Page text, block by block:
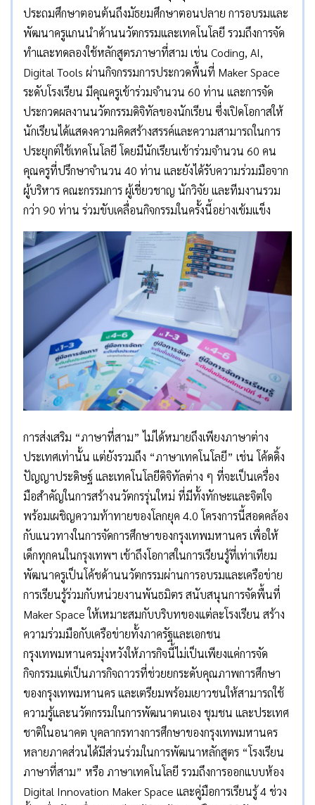
ประถมศึกษาตอนต้นถึงมัธยมศึกษาตอนปลาย การอบรมและ
พัฒนาครูแกนนำด้านนวัตกรรมและเทคโนโลยี รวมถึงการจัด
ทำและทดลองใช้หลักสูตรภาษาที่สาม เช่น Coding, AI,
Digital Tools ผ่านกิจกรรมการประกวดพื้นที่ Maker Space
ระดับโรงเรียน มีคุณครูเข้าร่วมจำนวน 60 ท่าน และการจัด
ประกวดผลงานนวัตกรรมดิจิทัลของนักเรียน ซึ่งเปิดโอกาสให้
นักเรียนได้แสดงความคิดสร้างสรรค์และความสามารถในการ
ประยุกต์ใช้เทคโนโลยี โดยมีนักเรียนเข้าร่วมจำนวน 60 คน
คุณครูที่ปรึกษาจำนวน 40 ท่าน และยังได้รับความร่วมมือจาก
ผู้บริหาร คณะกรรมการ ผู้เชี่ยวชาญ นักวิจัย และทีมงานรวม
กว่า 90 ท่าน ร่วมขับเคลื่อนกิจกรรมในครั้งนี้อย่างเข้มแข็ง
การส่งเสริม “ภาษาที่สาม” ไม่ได้หมายถึงเพียงภาษาต่าง
ประเทศเท่านั้น แต่ยังรวมถึง “ภาษาเทคโนโลยี” เช่น โค้ดดิ้ง
ปัญญาประดิษฐ์ และเทคโนโลยีดิจิทัลต่าง ๆ ที่จะเป็นเครื่อง
มือสำคัญในการสร้างนวัตกรรุ่นใหม่ ที่มีทั้งทักษะและจิตใจ
พร้อมเผชิญความท้าทายของโลกยุค 4.0 โครงการนี้สอดคล้อง
กับแนวทางในการจัดการศึกษาของกรุงเทพมหานคร เพื่อให้
เด็กทุกคนในกรุงเทพฯ เข้าถึงโอกาสในการเรียนรู้ที่เท่าเทียม
พัฒนาครูเป็นโค้ชด้านนวัตกรรมผ่านการอบรมและเครือข่าย
การเรียนรู้ร่วมกับหน่วยงานพันธมิตร สนับสนุนการจัดพื้นที่
Maker Space ให้เหมาะสมกับบริบทของแต่ละโรงเรียน สร้าง
ความร่วมมือกับเครือข่ายทั้งภาครัฐและเอกชน
กรุงเทพมหานครมุ่งหวังให้ภารกิจนี้ไม่เป็นเพียงแค่การจัด
กิจกรรมแต่เป็นภารกิจถาวรที่ช่วยยกระดับคุณภาพการศึกษา
ของกรุงเทพมหานคร และเตรียมพร้อมเยาวชนให้สามารถใช้
ความรู้และนวัตกรรมในการพัฒนาตนเอง ชุมชน และประเทศ
ชาติในอนาคต บุคลากรทางการศึกษาของกรุงเทพมหานคร
หลายภาคส่วนได้มีส่วนร่วมในการพัฒนาหลักสูตร “โรงเรียน
ภาษาที่สาม” หรือ ภาษาเทคโนโลยี รวมถึงการออกแบบห้อง
Digital Innovation Maker Space และคู่มือการเรียนรู้ 4 ช่วง